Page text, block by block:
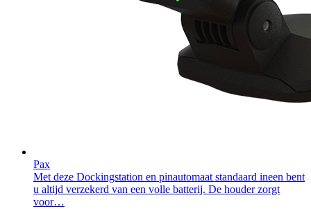
Pax
Met deze Dockingstation en pinautomaat standaard ineen bent
u altijd verzekerd van een volle batterij. De houder zorgt
voor…